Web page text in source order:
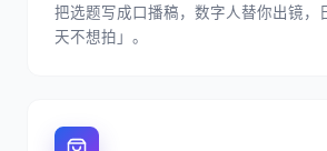
把选题写成口播稿，数字人替你出镜，
天不想拍」。